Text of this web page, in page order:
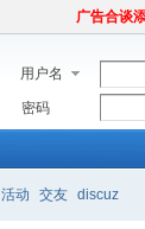
广告合谈
用户名
密码
活动 交友 discuz